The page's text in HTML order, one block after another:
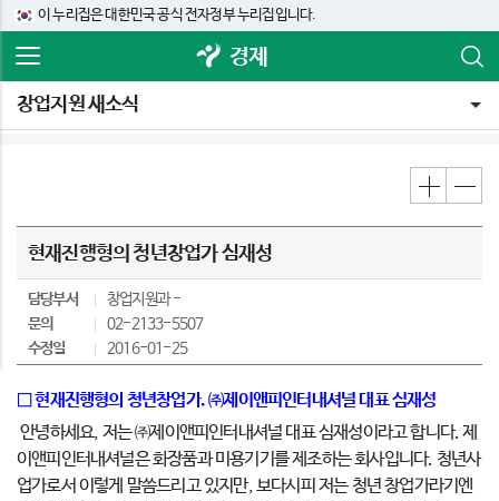
이 누리집은 대한민국 공식 전자정부 누리집입니다.
경제
창업지원 새소식
현재진행형의 청년창업가 심재성
담당부서
창업지원과
문의
02-2133-5507
수정일
2016-01-25
□ 현재진행형의 청년창업가. ㈜제이앤피인터내셔널 대표 심재성
안녕하세요, 저는 ㈜제이앤피인터내셔널 대표 심재성이라고 합니다. 제
이앤피인터내셔널은 화장품과 미용기기를 제조하는 회사입니다. 청년사
업가로서 이렇게 말씀드리고 있지만, 보다시피 저는 청년 창업가라기엔